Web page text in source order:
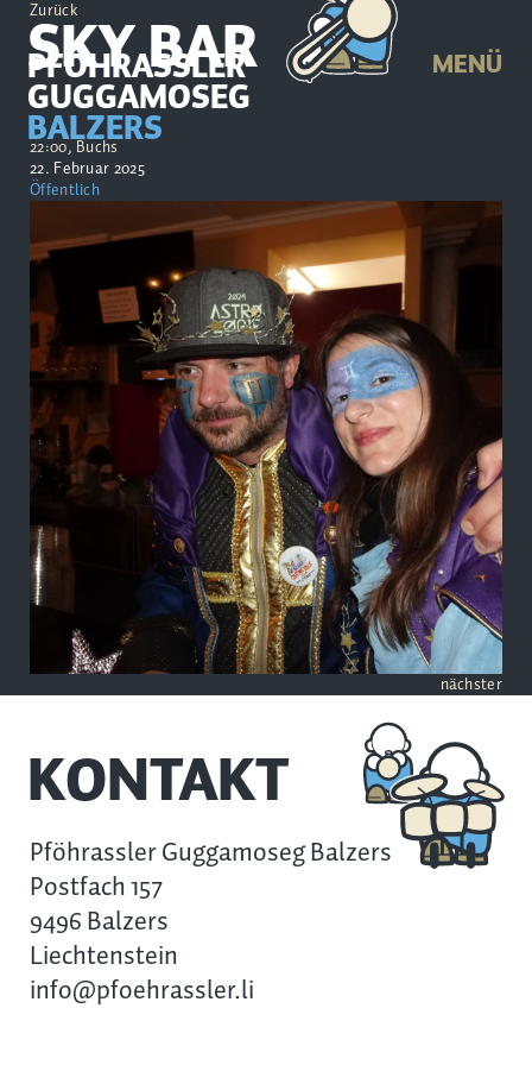
PFÖHRASSLER
GUGGAMOSEG
BALZERS
MENÜ
Zurück
SKY BAR
22:00, Buchs
22. Februar 2025
Öffentlich
nächster
KONTAKT
Pföhrassler Guggamoseg Balzers
Postfach 157
9496 Balzers
Liechtenstein
info@pfoehrassler.li